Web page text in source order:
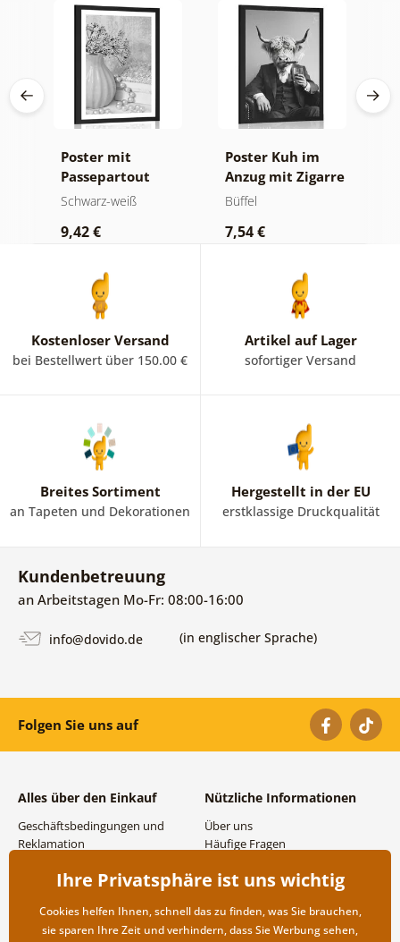
Poster mit
Passepartout
Luxuriöses
Schwarz-Weiß
Schwarz-weiß
9,42 €
Poster Kuh im
Anzug mit Zigarre
und Whiskey
Büffel
7,54 €
Kostenloser Versand
bei Bestellwert über 150.00 €
Artikel auf Lager
sofortiger Versand
Breites Sortiment
an Tapeten und Dekorationen
Hergestellt in der EU
erstklassige Druckqualität
Kundenbetreuung
an Arbeitstagen Mo-Fr: 08:00-16:00
info@dovido.de (in englischer Sprache)
Folgen Sie uns auf
Alles über den Einkauf
Geschäftsbedingungen und
Reklamation
Versand- und
Rücksendung der Ware
Nützliche Informationen
Über uns
Häufige Fragen
Großhandel und
Ihre Privatsphäre ist uns wichtig
Cookies helfen Ihnen, schnell das zu finden, was Sie brauchen,
sie sparen Ihre Zeit und verhindern, dass Sie Werbung sehen,